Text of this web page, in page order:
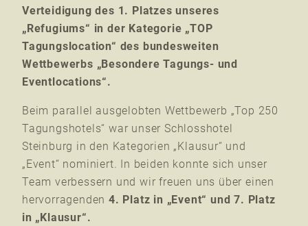
Verteidigung des 1. Platzes unseres
„Refugiums“ in der Kategorie „TOP
Tagungslocation“ des bundesweiten
Wettbewerbs „Besondere Tagungs- und
Eventlocations“.
Beim parallel ausgelobten Wettbewerb „Top 250
Tagungshotels“ war unser Schlosshotel
Steinburg in den Kategorien „Klausur“ und
„Event“ nominiert. In beiden konnte sich unser
Team verbessern und wir freuen uns über einen
hervorragenden4. Platz in „Event“ und 7. Platz
in „Klausur“.